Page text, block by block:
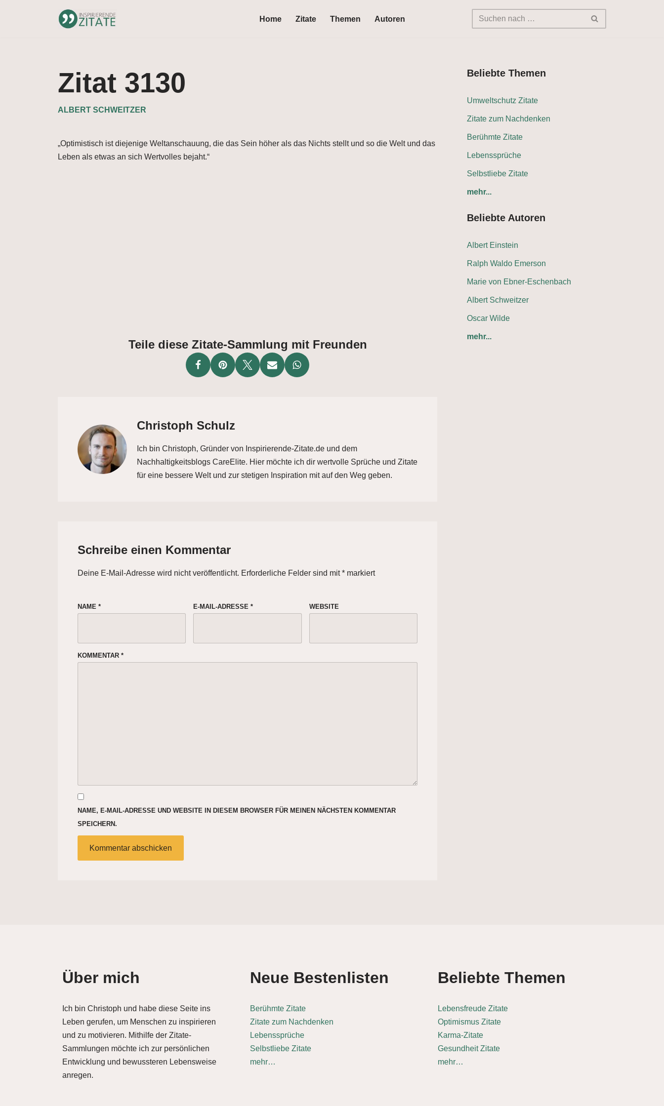
Home Zitate Themen Autoren
Zitat 3130
ALBERT SCHWEITZER
„Optimistisch ist diejenige Weltanschauung, die das Sein höher als das Nichts stellt und so die Welt und das
Leben als etwas an sich Wertvolles bejaht.“
Teile diese Zitate-Sammlung mit Freunden
Christoph Schulz
Ich bin Christoph, Gründer von Inspirierende-Zitate.de und dem
Nachhaltigkeitsblogs CareElite. Hier möchte ich dir wertvolle Sprüche und Zitate
für eine bessere Welt und zur stetigen Inspiration mit auf den Weg geben.
Schreibe einen Kommentar
Deine E-Mail-Adresse wird nicht veröffentlicht. Erforderliche Felder sind mit* markiert
NAME * E-MAIL-ADRESSE* WEBSITE
KOMMENTAR *
NAME, E-MAIL-ADRESSE UND WEBSITE IN DIESEM BROWSER FÜR MEINEN NÄCHSTEN KOMMENTAR
SPEICHERN.
Beliebte Themen
Umweltschutz Zitate
Zitate zum Nachdenken
Berühmte Zitate
Lebenssprüche
Selbstliebe Zitate
mehr...
Beliebte Autoren
Albert Einstein
Ralph Waldo Emerson
Marie von Ebner-Eschenbach
Albert Schweitzer
Oscar Wilde
mehr...
Über mich
Ich bin Christoph und habe diese Seite ins
Leben gerufen, um Menschen zu inspirieren
und zu motivieren. Mithilfe der Zitate-
Sammlungen möchte ich zur persönlichen
Entwicklung und bewussteren Lebensweise
anregen.
Neue Bestenlisten
Berühmte Zitate
Zitate zum Nachdenken
Lebenssprüche
Selbstliebe Zitate
mehr…
Beliebte Themen
Lebensfreude Zitate
Optimismus Zitate
Karma-Zitate
Gesundheit Zitate
mehr…